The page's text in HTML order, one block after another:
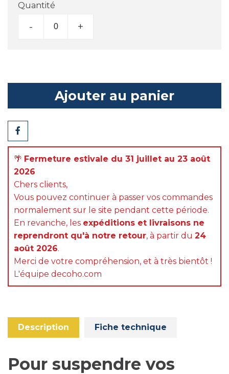
Quantité
- +
Ajouter au panier
Partager
🌴 Fermeture estivale du 31 juillet au 23 août
2026
Chers clients,
Vous pouvez continuer à passer vos commandes
normalement sur le site pendant cette période.
En revanche, les expéditions et livraisons ne
reprendront qu'à notre retour, à partir du 24
août 2026.
Merci de votre compréhension, et à très bientôt !
L'équipe decoho.com
Description Fiche technique
Pour suspendre vos